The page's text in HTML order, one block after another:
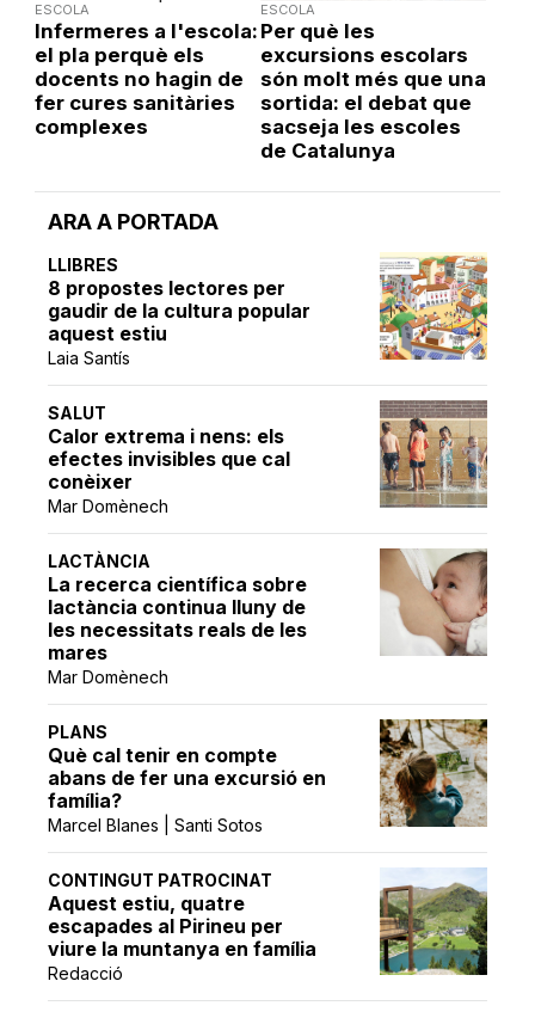
ARA A PORTADA
LLIBRES
8 propostes lectores per
gaudir de la cultura popular
aquest estiu
Laia Santís
SALUT
Calor extrema i nens: els
efectes invisibles que cal
conèixer
Mar Domènech
LACTÀNCIA
La recerca científica sobre
lactància continua lluny de
les necessitats reals de les
mares
Mar Domènech
PLANS
Què cal tenir en compte
abans de fer una excursió en
família?
Marcel Blanes | Santi Sotos
CONTINGUT PATROCINAT
Aquest estiu, quatre
escapades al Pirineu per
viure la muntanya en família
Redacció
ESCOLA
Infermeres a l'escola:
el pla perquè els
docents no hagin de
fer cures sanitàries
complexes
ESCOLA
Per què les
excursions escolars
són molt més que una
sortida: el debat que
sacseja les escoles
de Catalunya